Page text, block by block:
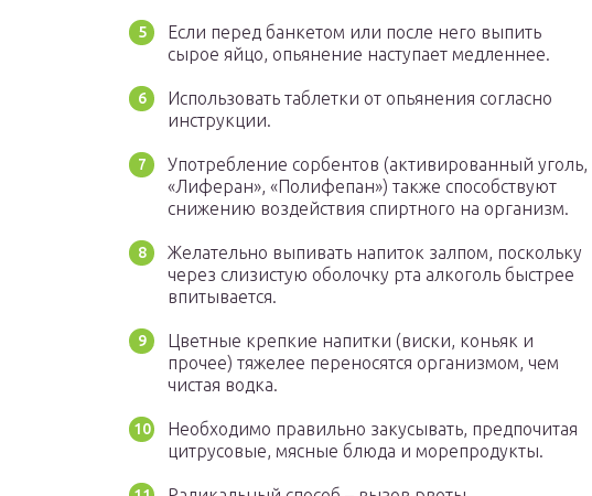
Если перед банкетом или после него выпить
сырое яйцо, опьянение наступает медленнее.
Использовать таблетки от опьянения согласно
инструкции.
Употребление сорбентов (активированный уголь,
«Лиферан», «Полифепан») также способствуют
снижению воздействия спиртного на организм.
Желательно выпивать напиток залпом, поскольку
через слизистую оболочку рта алкоголь быстрее
впитывается.
Цветные крепкие напитки (виски, коньяк и
прочее) тяжелее переносятся организмом, чем
чистая водка.
Необходимо правильно закусывать, предпочитая
цитрусовые, мясные блюда и морепродукты.